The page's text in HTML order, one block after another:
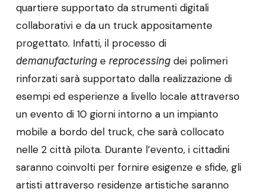
quartiere supportato da strumenti digitali
collaborativi e da un truck appositamente
progettato. Infatti, il processo di
demanufacturinge reprocessingdei polimeri
rinforzati sarà supportato dalla realizzazione di
esempi ed esperienze a livello locale attraverso
un evento di 10 giorni intorno a un impianto
mobile a bordo del truck, che sarà collocato
nelle 2 città pilota. Durante l’evento, i cittadini
saranno coinvolti per fornire esigenze e sfide, gli
artisti attraverso residenze artistiche saranno